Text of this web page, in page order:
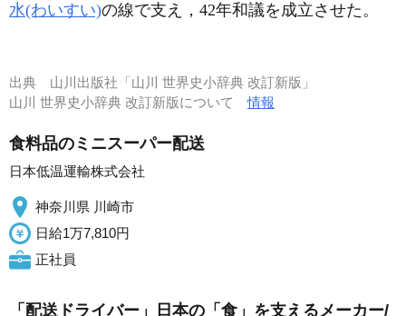
水(わいすい)の線で支え，42年和議を成立させた。
出典 山川出版社「山川 世界史小辞典 改訂新版」
山川 世界史小辞典 改訂新版について情報
食料品のミニスーパー配送
日本低温運輸株式会社
神奈川県 川崎市
日給1万7,810円
正社員
「配送ドライバー」日本の「食」を支えるメーカー/